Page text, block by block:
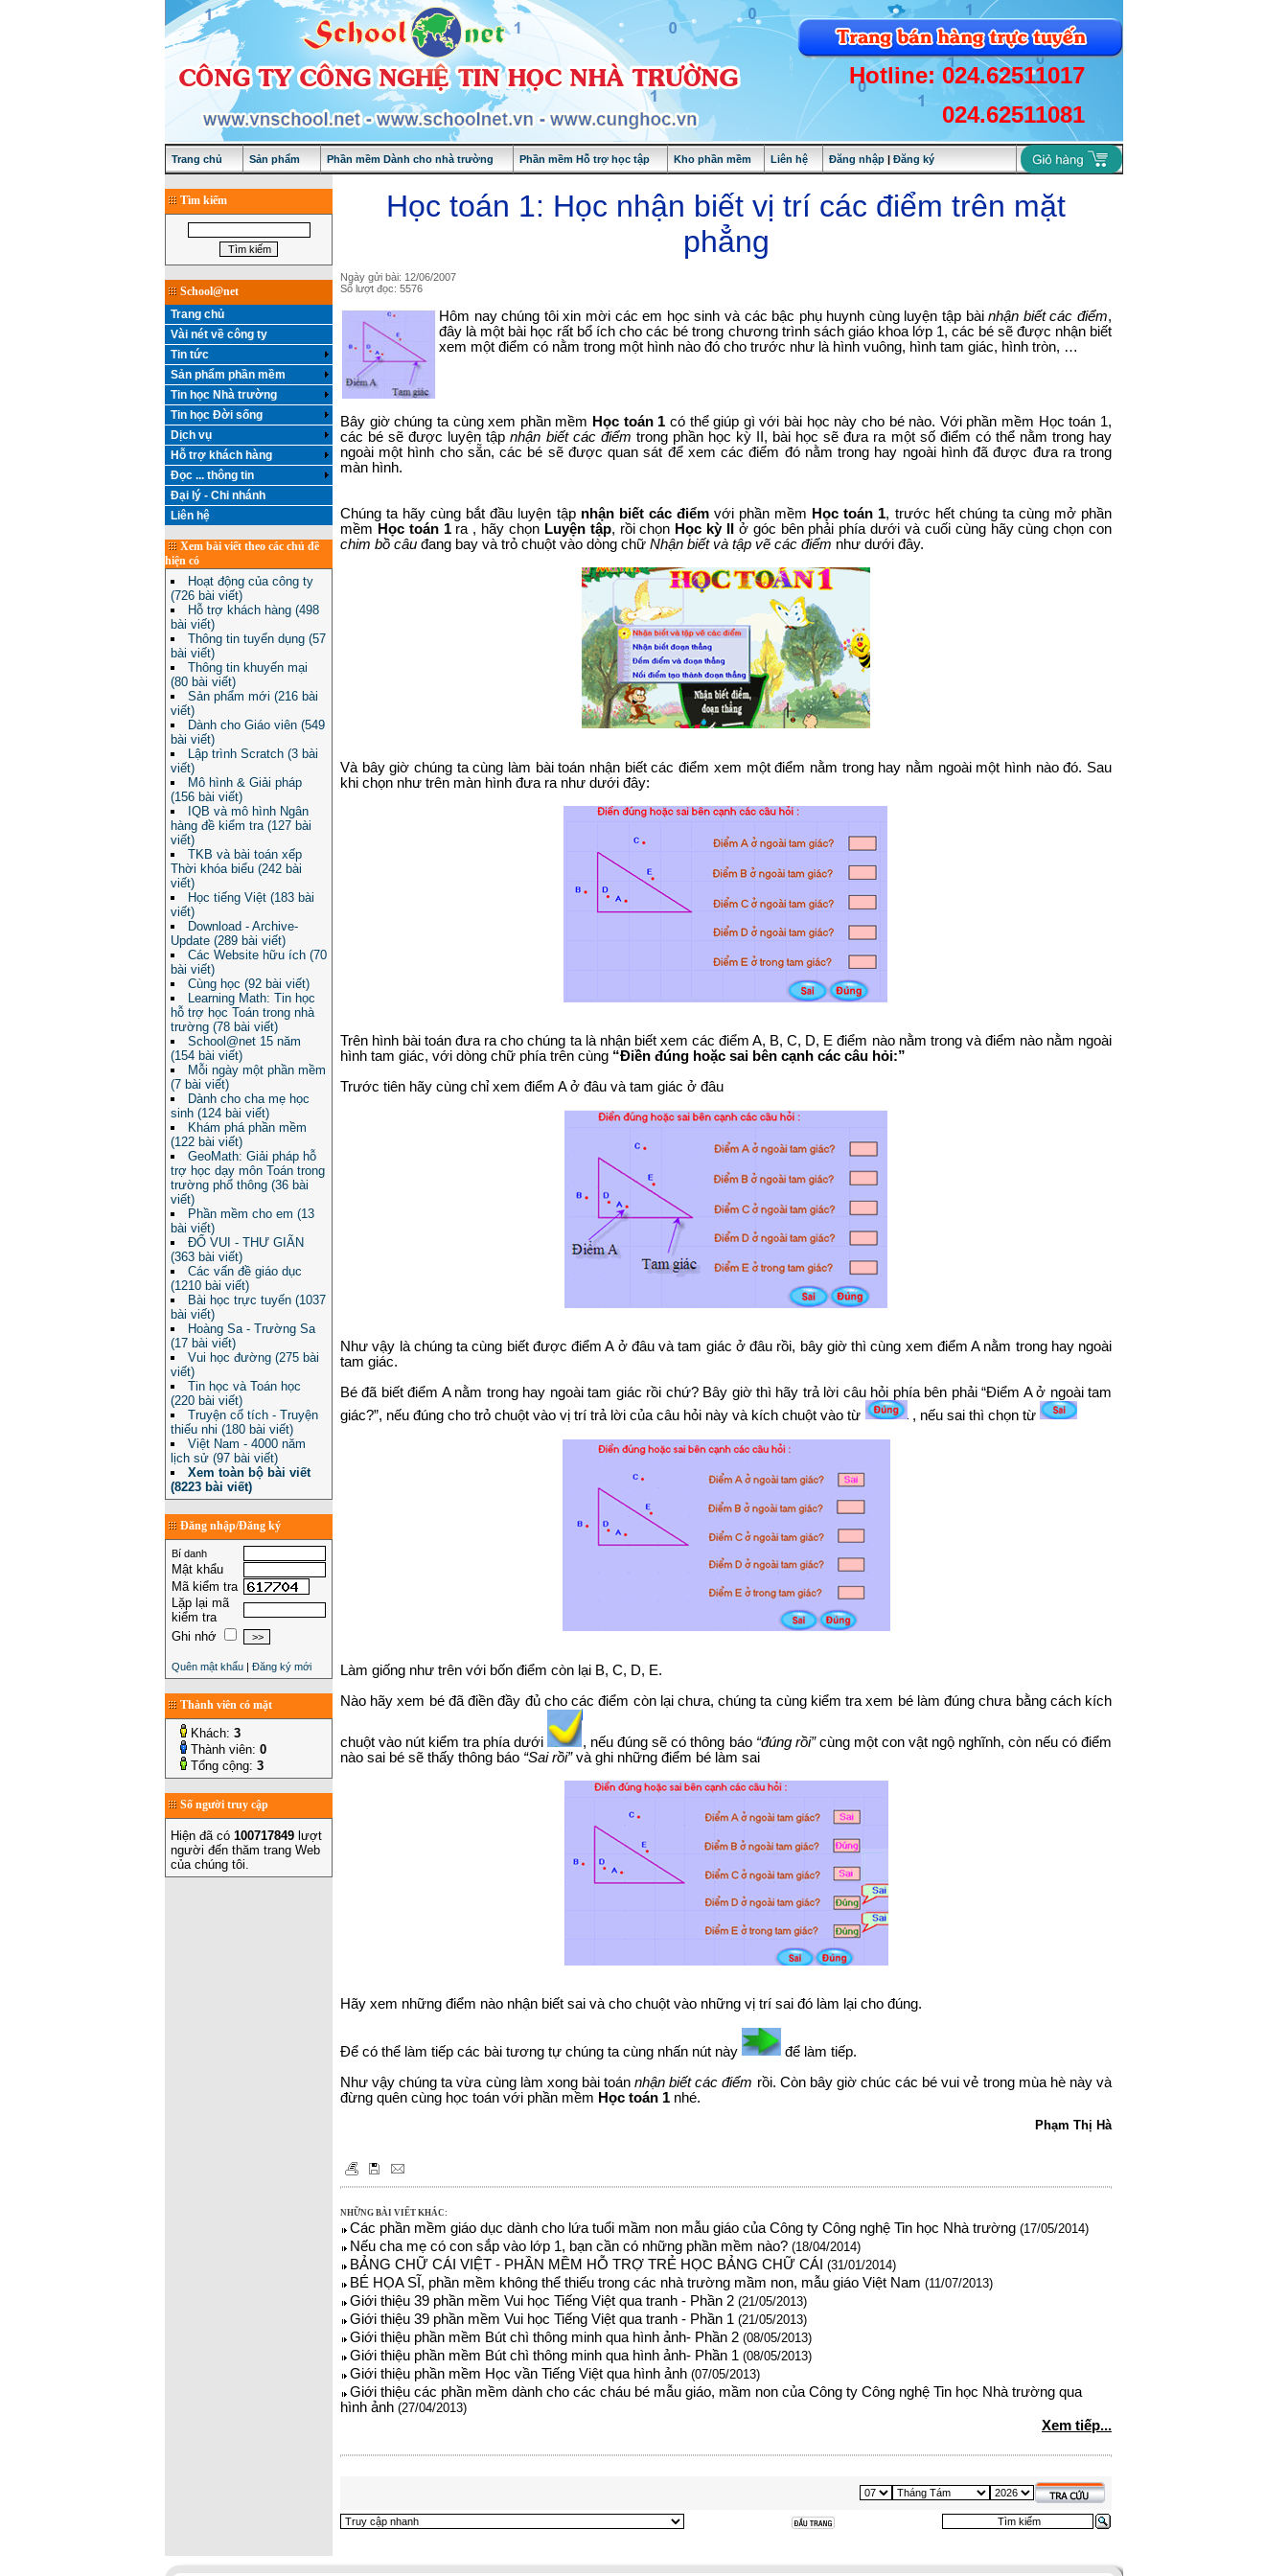
Hotline: 024.62511017
024.62511081
Trang chủ Sản phẩm Phần mềm Dành cho nhà trường Phần mềm Hỗ trợ học tập Kho phần mềm Liên hệ Đăng nhập | Đăng ký
Tìm kiếm
School@net
Trang chủ
Vài nét về công ty
Tin tức
Sản phẩm phần mềm
Tin học Nhà trường
Tin học Đời sống
Dịch vụ
Hỗ trợ khách hàng
Đọc ... thông tin
Đại lý - Chi nhánh
Liên hệ
Xem bài viết theo các chủ đề
hiện có
Hoạt động của công ty
(726 bài viết)
Hỗ trợ khách hàng (498
bài viết)
Thông tin tuyển dụng (57
bài viết)
Thông tin khuyến mại
(80 bài viết)
Sản phẩm mới (216 bài
viết)
Dành cho Giáo viên (549
bài viết)
Lập trình Scratch (3 bài
viết)
Mô hình & Giải pháp
(156 bài viết)
IQB và mô hình Ngân
hàng đề kiểm tra (127 bài
viết)
TKB và bài toán xếp
Thời khóa biểu (242 bài
viết)
Học tiếng Việt (183 bài
viết)
Download - Archive-
Update (289 bài viết)
Các Website hữu ích (70
bài viết)
Cùng học (92 bài viết)
Learning Math: Tin học
hỗ trợ học Toán trong nhà
trường (78 bài viết)
School@net 15 năm
(154 bài viết)
Mỗi ngày một phần mềm
(7 bài viết)
Dành cho cha mẹ học
sinh (124 bài viết)
Khám phá phần mềm
(122 bài viết)
GeoMath: Giải pháp hỗ
trợ học dạy môn Toán trong
trường phổ thông (36 bài
viết)
Phần mềm cho em (13
bài viết)
ĐỐ VUI - THƯ GIÃN
(363 bài viết)
Các vấn đề giáo dục
(1210 bài viết)
Bài học trực tuyến (1037
bài viết)
Hoàng Sa - Trường Sa
(17 bài viết)
Vui học đường (275 bài
viết)
Tin học và Toán học
(220 bài viết)
Truyện cổ tích - Truyện
thiếu nhi (180 bài viết)
Việt Nam - 4000 năm
lịch sử (97 bài viết)
Xem toàn bộ bài viết
(8223 bài viết)
Đăng nhập/Đăng ký
Bí danh
Mật khẩu
Mã kiểm tra
Lặp lại mã
kiểm tra
Ghi nhớ
Quên mật khẩu | Đăng ký mới
Thành viên có mặt
Khách: 3
Thành viên: 0
Tổng cộng: 3
Số người truy cập
Hiện đã có 100717849 lượt
người đến thăm trang Web
của chúng tôi.
Học toán 1: Học nhận biết vị trí các điểm trên mặt
phẳng
Ngày gửi bài: 12/06/2007
Số lượt đọc: 5576
Hôm nay chúng tôi xin mời các em học sinh và các bậc phụ huynh cùng luyện tập bàinhận biết các điểm,
đây là một bài học rất bổ ích cho các bé trong chương trình sách giáo khoa lớp 1, các bé sẽ được nhận biết
xem một điểm có nằm trong một hình nào đó cho trước như là hình vuông, hình tam giác, hình tròn, …
Bây giờ chúng ta cùng xem phần mềm Học toán 1 có thể giúp gì với bài học này cho bé nào. Với phần mềm Học toán 1,
các bé sẽ được luyện tậpnhận biết các điểm trong phần học kỳ II, bài học sẽ đưa ra một số điểm có thể nằm trong hay
ngoài một hình cho sẵn, các bé sẽ được quan sát để xem các điểm đó nằm trong hay ngoài hình đã được đưa ra trong
màn hình.
Chúng ta hãy cùng bắt đầu luyện tập nhận biết các điểmvới phần mềm Học toán 1, trước hết chúng ta cùng mở phần
mềm Học toán 1ra , hãy chọn Luyện tập, rồi chọn Học kỳ II
ở góc bên phải phía dưới và cuối cùng hãy cùng chọn con
chim bồ câu đang bay và trỏ chuột vào dòng chữ Nhận biết và tập vẽ các điểm như dưới đây.
Và bây giờ chúng ta cùng làm bài toán nhận biết các điểm xem một điểm nằm trong hay nằm ngoài một hình nào đó. Sau
khi chọn như trên màn hình đưa ra như dưới đây:
Trên hình bài toán đưa ra cho chúng ta là nhận biết xem các điểm A, B, C, D, E điểm nào nằm trong và điểm nào nằm ngoài
hình tam giác, với dòng chữ phía trên cùng “Điền đúng hoặc sai bên cạnh các câu hỏi:”
Trước tiên hãy cùng chỉ xem điểm A ở đâu và tam giác ở đâu
Như vậy là chúng ta cùng biết được điểm A ở đâu và tam giác ở đâu rồi, bây giờ thì cùng xem điểm A nằm trong hay ngoài
tam giác.
Bé đã biết điểm A nằm trong hay ngoài tam giác rồi chứ? Bây giờ thì hãy trả lời câu hỏi phía bên phải “Điểm A ở ngoài tam
giác?”, nếu đúng cho trỏ chuột vào vị trí trả lời của câu hỏi này và kích chuột vào từ
, nếu sai thì chọn từ
Làm giống như trên với bốn điểm còn lại B, C, D, E.
Nào hãy xem bé đã điền đầy đủ cho các điểm còn lại chưa, chúng ta cùng kiểm tra xem bé làm đúng chưa bằng cách kích
chuột vào nút kiểm tra phía dưới , nếu đúng sẽ có thông báo “đúng rồi”cùng một con vật ngộ nghĩnh, còn nếu có điểm
nào sai bé sẽ thấy thông báo “Sai rồi”và ghi những điểm bé làm sai
Hãy xem những điểm nào nhận biết sai và cho chuột vào những vị trí sai đó làm lại cho đúng.
Để có thể làm tiếp các bài tương tự chúng ta cùng nhấn nút này
để làm tiếp.
Như vậy chúng ta vừa cùng làm xong bài toánnhận biết các điểm rồi. Còn bây giờ chúc các bé vui vẻ trong mùa hè này và
đừng quên cùng học toán với phần mềm Học toán 1 nhé.
Phạm Thị Hà
NHỮNG BÀI VIẾT KHÁC:
Các phần mềm giáo dục dành cho lứa tuổi mầm non mẫu giáo của Công ty Công nghệ Tin học Nhà trường (17/05/2014)
Nếu cha mẹ có con sắp vào lớp 1, bạn cần có những phần mềm nào? (18/04/2014)
BẢNG CHỮ CÁI VIỆT - PHẦN MỀM HỖ TRỢ TRẺ HỌC BẢNG CHỮ CÁI (31/01/2014)
BÉ HỌA SĨ, phần mềm không thể thiếu trong các nhà trường mầm non, mẫu giáo Việt Nam (11/07/2013)
Giới thiệu 39 phần mềm Vui học Tiếng Việt qua tranh - Phần 2 (21/05/2013)
Giới thiệu 39 phần mềm Vui học Tiếng Việt qua tranh - Phần 1 (21/05/2013)
Giới thiệu phần mềm Bút chì thông minh qua hình ảnh- Phần 2 (08/05/2013)
Giới thiệu phần mềm Bút chì thông minh qua hình ảnh- Phần 1 (08/05/2013)
Giới thiệu phần mềm Học vần Tiếng Việt qua hình ảnh (07/05/2013)
Giới thiệu các phần mềm dành cho các cháu bé mẫu giáo, mầm non của Công ty Công nghệ Tin học Nhà trường qua
hình ảnh (27/04/2013)
Xem tiếp...